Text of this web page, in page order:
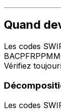
Quand
Les codes
Vérifiez
Les codes